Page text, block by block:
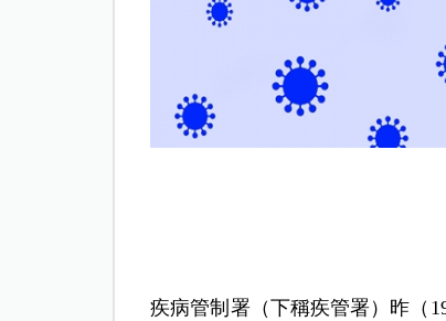
疾病管制署（下稱疾管署）昨（